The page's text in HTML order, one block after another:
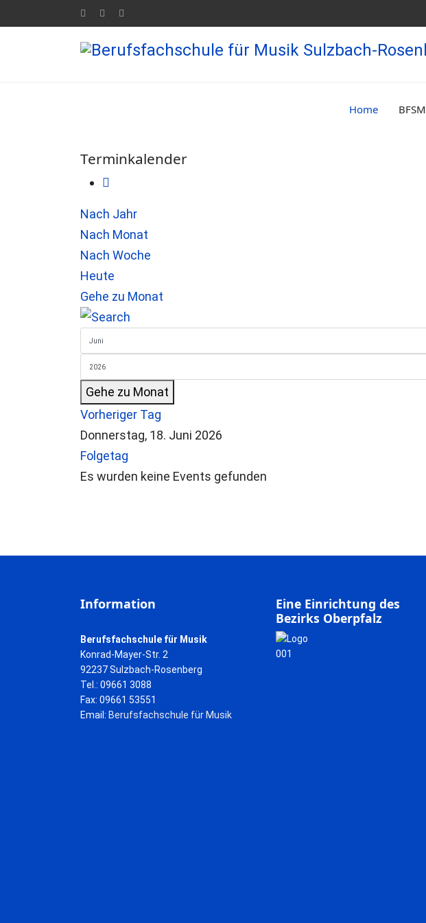
Home BFSM
Terminkalender
Nach Jahr
Nach Monat
Nach Woche
Heute
Gehe zu Monat
Gehe zu Monat
Vorheriger Tag
Donnerstag, 18. Juni 2026
Folgetag
Es wurden keine Events gefunden
Information
Berufsfachschule für Musik
Konrad-Mayer-Str. 2
92237 Sulzbach-Rosenberg
Tel.: 09661 3088
Fax: 09661 53551
Email: Berufsfachschule für Musik
Eine Einrichtung des
Bezirks Oberpfalz